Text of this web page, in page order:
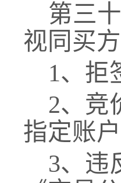
第三十
视同买方
1、拒
2、竞
指定账
3、违